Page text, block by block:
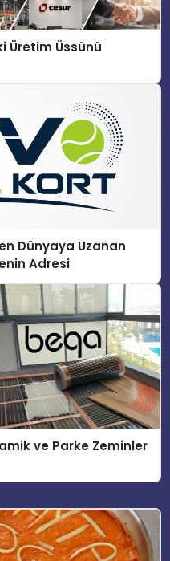
Üretim Üssünü
Dünyaya Uzanan
Adresi
ve Parke Zeminler